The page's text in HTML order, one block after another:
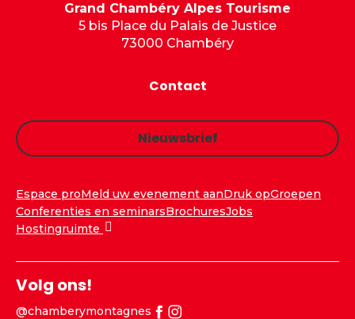
Grand Chambéry Alpes Tourisme
5 bis Place du Palais de Justice
73000 Chambéry
Contact
Nieuwsbrief
Espace proMeld uw evenement aanDruk opGroepen
Conferenties en seminarsBrochuresJobs
Hostingruimte
Volg ons!
@chamberymontagnes